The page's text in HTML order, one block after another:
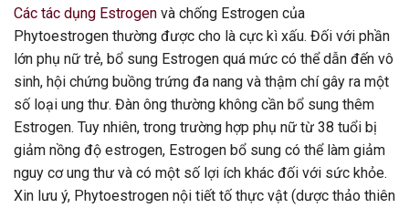
Các tác dụng Estrogen và chống Estrogen của
Phytoestrogen thường được cho là cực kì xấu. Đối với phần
lớn phụ nữ trẻ, bổ sung Estrogen quá mức có thể dẫn đến vô
sinh, hội chứng buồng trứng đa nang và thậm chí gây ra một
số loại ung thư. Đàn ông thường không cần bổ sung thêm
Estrogen. Tuy nhiên, trong trường hợp phụ nữ từ 38 tuổi bị
giảm nồng độ estrogen, Estrogen bổ sung có thể làm giảm
nguy cơ ung thư và có một số lợi ích khác đối với sức khỏe.
Xin lưu ý, Phytoestrogen nội tiết tố thực vật (dược thảo thiên